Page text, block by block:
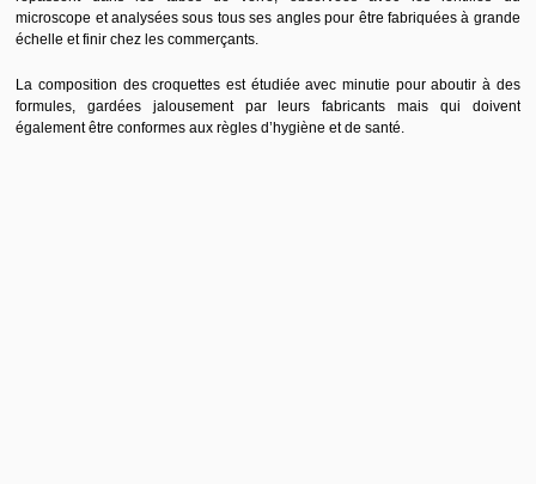
microscope et analysées sous tous ses angles pour être fabriquées à grande
échelle et finir chez les commerçants.
La composition des croquettes est étudiée avec minutie pour aboutir à des
formules, gardées jalousement par leurs fabricants mais qui doivent
également être conformes aux règles d’hygiène et de santé.